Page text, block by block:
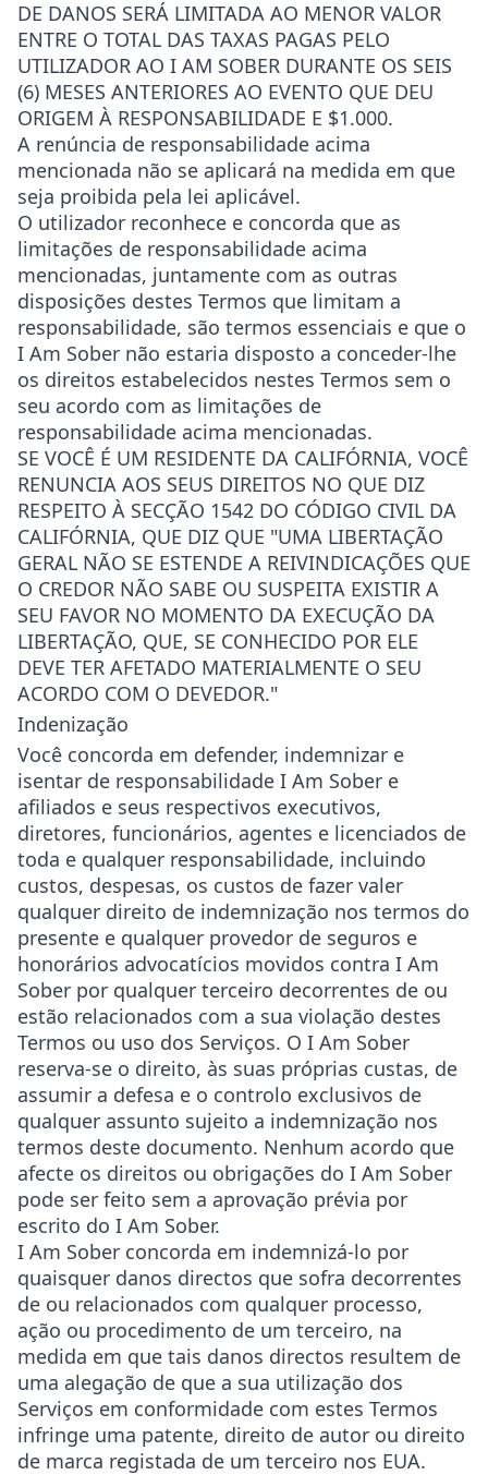
DE DANOS SERÁ LIMITADA AO MENOR VALOR
ENTRE O TOTAL DAS TAXAS PAGAS PELO
UTILIZADOR AO I AM SOBER DURANTE OS SEIS
(6) MESES ANTERIORES AO EVENTO QUE DEU
ORIGEM À RESPONSABILIDADE E $1.000.
A renúncia de responsabilidade acima
mencionada não se aplicará na medida em que
seja proibida pela lei aplicável.
O utilizador reconhece e concorda que as
limitações de responsabilidade acima
mencionadas, juntamente com as outras
disposições destes Termos que limitam a
responsabilidade, são termos essenciais e que o
I Am Sober não estaria disposto a conceder-lhe
os direitos estabelecidos nestes Termos sem o
seu acordo com as limitações de
responsabilidade acima mencionadas.
SE VOCÊ É UM RESIDENTE DA CALIFÓRNIA, VOCÊ
RENUNCIA AOS SEUS DIREITOS NO QUE DIZ
RESPEITO À SECÇÃO 1542 DO CÓDIGO CIVIL DA
CALIFÓRNIA, QUE DIZ QUE "UMA LIBERTAÇÃO
GERAL NÃO SE ESTENDE A REIVINDICAÇÕES QUE
O CREDOR NÃO SABE OU SUSPEITA EXISTIR A
SEU FAVOR NO MOMENTO DA EXECUÇÃO DA
LIBERTAÇÃO, QUE, SE CONHECIDO POR ELE
DEVE TER AFETADO MATERIALMENTE O SEU
ACORDO COM O DEVEDOR."
Indenização
Você concorda em defender, indemnizar e
isentar de responsabilidade I Am Sober e
afiliados e seus respectivos executivos,
diretores, funcionários, agentes e licenciados de
toda e qualquer responsabilidade, incluindo
custos, despesas, os custos de fazer valer
qualquer direito de indemnização nos termos do
presente e qualquer provedor de seguros e
honorários advocatícios movidos contra I Am
Sober por qualquer terceiro decorrentes de ou
estão relacionados com a sua violação destes
Termos ou uso dos Serviços. O I Am Sober
reserva-se o direito, às suas próprias custas, de
assumir a defesa e o controlo exclusivos de
qualquer assunto sujeito a indemnização nos
termos deste documento. Nenhum acordo que
afecte os direitos ou obrigações do I Am Sober
pode ser feito sem a aprovação prévia por
escrito do I Am Sober.
I Am Sober concorda em indemnizá-lo por
quaisquer danos directos que sofra decorrentes
de ou relacionados com qualquer processo,
ação ou procedimento de um terceiro, na
medida em que tais danos directos resultem de
uma alegação de que a sua utilização dos
Serviços em conformidade com estes Termos
infringe uma patente, direito de autor ou direito
de marca registada de um terceiro nos EUA.